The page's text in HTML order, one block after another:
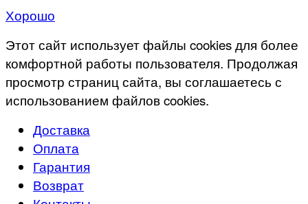
Хорошо
Этот сайт использует файлы cookies для более
комфортной работы пользователя. Продолжая
просмотр страниц сайта, вы соглашаетесь с
использованием файлов cookies.
Доставка
Оплата
Гарантия
Возврат